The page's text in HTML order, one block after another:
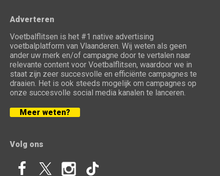
Adverteren
Voetbalflitsen is het #1 native advertising
voetbalplatform van Vlaanderen. Wij weten als geen
ander uw merk en/of campagne door te vertalen naar
relevante content voor Voetbalflitsen, waardoor we in
staat zijn zeer succesvolle en efficiënte campagnes te
draaien. Het is ook steeds mogelijk om campagnes op
onze succesvolle social media kanalen te lanceren.
Meer weten?
Volg ons